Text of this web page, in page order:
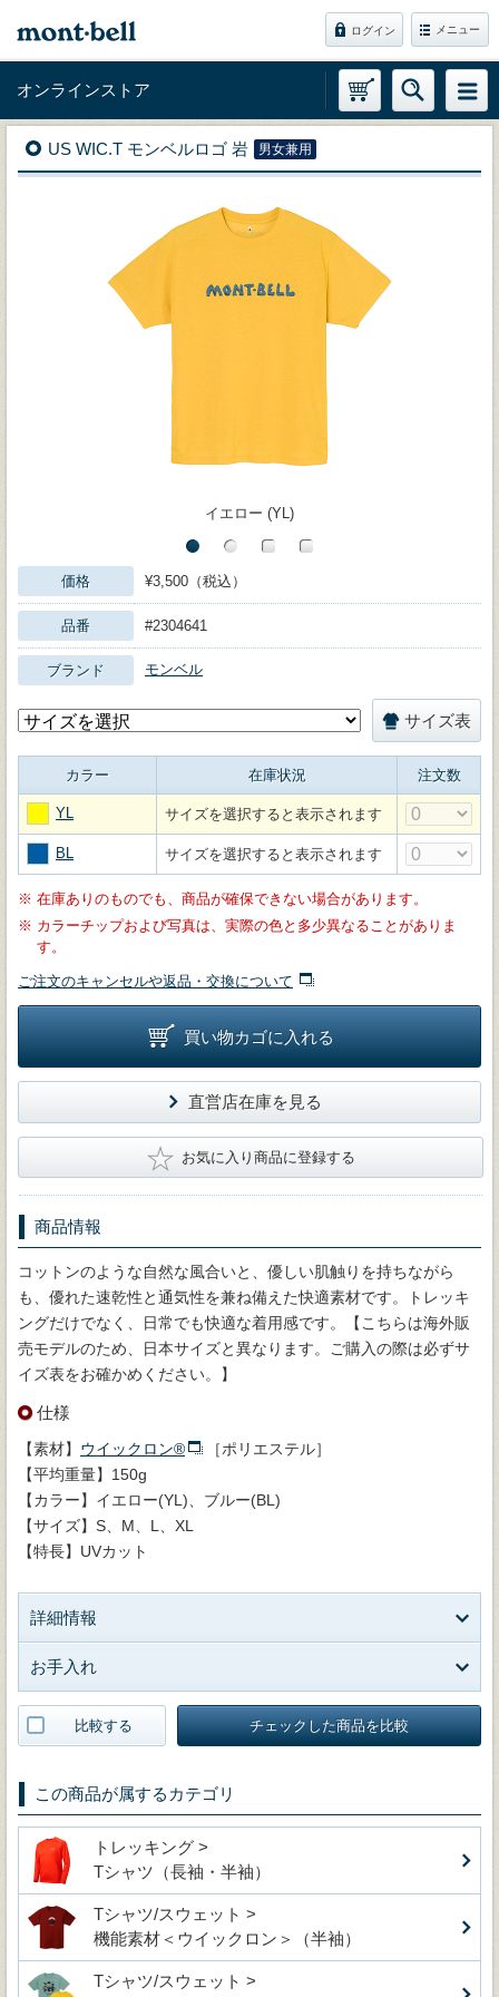
ログイン メニュー
オンラインストア
US WIC.T モンベルロゴ 岩 男女兼用
イエロー (YL)
価格 ¥3,500（税込）
品番 #2304641
ブランド モンベル
サイズ表
カラー 在庫状況 注文数
YL サイズを選択すると表示されます
BL サイズを選択すると表示されます
※ 在庫ありのものでも、商品が確保できない場合があります。
※ カラーチップおよび写真は、実際の色と多少異なることがありま
す。
ご注文のキャンセルや返品・交換について
買い物カゴに入れる
直営店在庫を見る
★ お気に入り商品に登録する
商品情報
コットンのような自然な風合いと、優しい肌触りを持ちながら
も、優れた速乾性と通気性を兼ね備えた快適素材です。トレッキ
ングだけでなく、日常でも快適な着用感です。【こちらは海外販
売モデルのため、日本サイズと異なります。ご購入の際は必ずサ
イズ表をお確かめください。】
仕様
【素材】 ウイックロン®
［ポリエステル］
【平均重量】150g
【カラー】イエロー(YL)、ブルー(BL)
【サイズ】S、M、L、XL
【特長】UVカット
詳細情報
お手入れ
比較する チェックした商品を比較
この商品が属するカテゴリ
トレッキング >
Tシャツ（長袖・半袖）
Tシャツ/スウェット >
機能素材＜ウイックロン＞（半袖）
Tシャツ/スウェット >